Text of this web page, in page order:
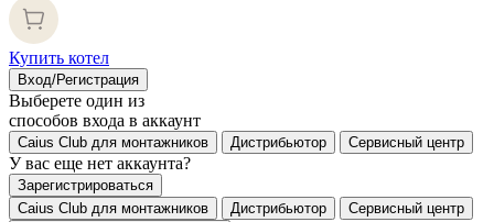
Купить котел
Вход/Регистрация
Выберете один из
способов входа в аккаунт
Caius Club для монтажников Дистрибьютор Сервисный центр
У вас еще нет аккаунта?
Зарегистрироваться
Caius Club для монтажников
Дистрибьютор
Сервисный центр